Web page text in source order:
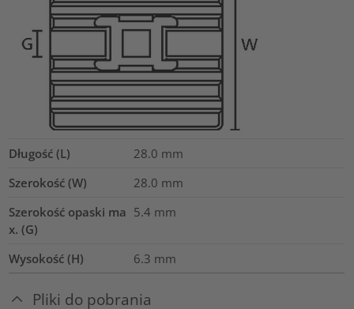
Długość (L) 28.0 mm
Szerokość (W)
28.0 mm
Szerokość opaski ma
x. (G)
5.4 mm
Wysokość (H) 6.3 mm
Pliki do pobrania